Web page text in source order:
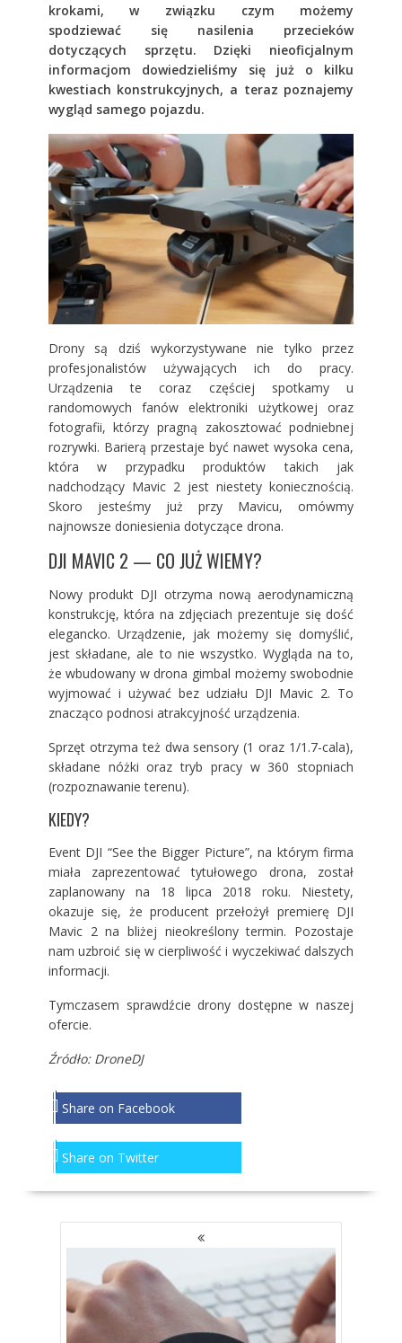
krokami, w związku czym możemy
spodziewać się nasilenia przecieków
dotyczących sprzętu. Dzięki nieoficjalnym
informacjom dowiedzieliśmy się już o kilku
kwestiach konstrukcyjnych, a teraz poznajemy
wygląd samego pojazdu.
Drony są dziś wykorzystywane nie tylko przez
profesjonalistów używających ich do pracy.
Urządzenia te coraz częściej spotkamy u
randomowych fanów elektroniki użytkowej oraz
fotografii, którzy pragną zakosztować podniebnej
rozrywki. Barierą przestaje być nawet wysoka cena,
która w przypadku produktów takich jak
nadchodzący Mavic 2 jest niestety koniecznością.
Skoro jesteśmy już przy Mavicu, omówmy
najnowsze doniesienia dotyczące drona.
DJI MAVIC 2 — CO JUŻ WIEMY?
Nowy produkt DJI otrzyma nową aerodynamiczną
konstrukcję, która na zdjęciach prezentuje się dość
elegancko. Urządzenie, jak możemy się domyślić,
jest składane, ale to nie wszystko. Wygląda na to,
że wbudowany w drona gimbal możemy swobodnie
wyjmować i używać bez udziału DJI Mavic 2. To
znacząco podnosi atrakcyjność urządzenia.
Sprzęt otrzyma też dwa sensory (1 oraz 1/1.7-cala),
składane nóżki oraz tryb pracy w 360 stopniach
(rozpoznawanie terenu).
KIEDY?
Event DJI “See the Bigger Picture”, na którym firma
miała zaprezentować tytułowego drona, został
zaplanowany na 18 lipca 2018 roku. Niestety,
okazuje się, że producent przełożył premierę DJI
Mavic 2 na bliżej nieokreślony termin. Pozostaje
nam uzbroić się w cierpliwość i wyczekiwać dalszych
informacji.
Tymczasem sprawdźcie drony dostępne w naszej
ofercie.
Źródło: DroneDJ
Share on Facebook
Share on Twitter
NAWIGACJA